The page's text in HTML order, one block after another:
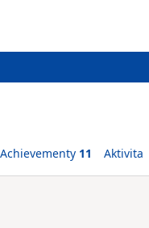
Achievementy 11 Aktivita